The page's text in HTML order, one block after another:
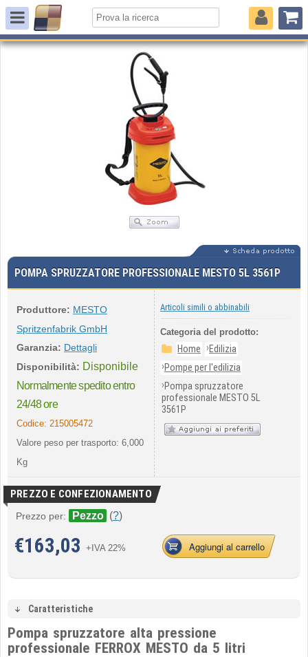
POMPA SPRUZZATORE PROFESSIONALE MESTO 5L 3561P
Produttore: MESTO
Spritzenfabrik GmbH
Garanzia: Dettagli
Disponibilità: Disponibile
Normalmente spedito entro
24/48 ore
Codice: 215005472
Valore peso per trasporto: 6,000
Kg
Articoli simili o abbinabili
Categoria del prodotto:
Home ›Edilizia
›Pompe per l'edilizia
›Pompa spruzzatore
professionale MESTO 5L
3561P
PREZZO E CONFEZIONAMENTO
Prezzo per: Pezzo (?)
€163,03 +IVA 22% Aggiungi al carrello
Caratteristiche
Pompa spruzzatore alta pressione
professionale FERROX MESTO da 5 litri